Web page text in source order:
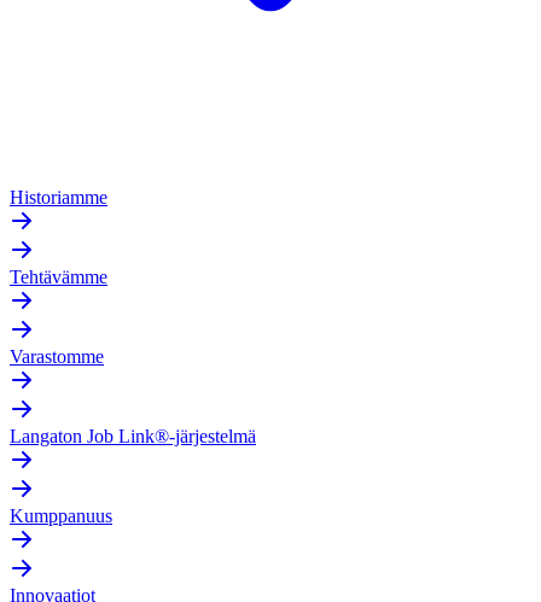
Historiamme
Tehtävämme
Varastomme
Langaton Job Link®-järjestelmä
Kumppanuus
Innovaatiot